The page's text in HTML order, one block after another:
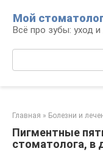
контенту
Мой
Всё про зубы: уход и
Главная » Болезни и
Пигментные
стоматолога, в